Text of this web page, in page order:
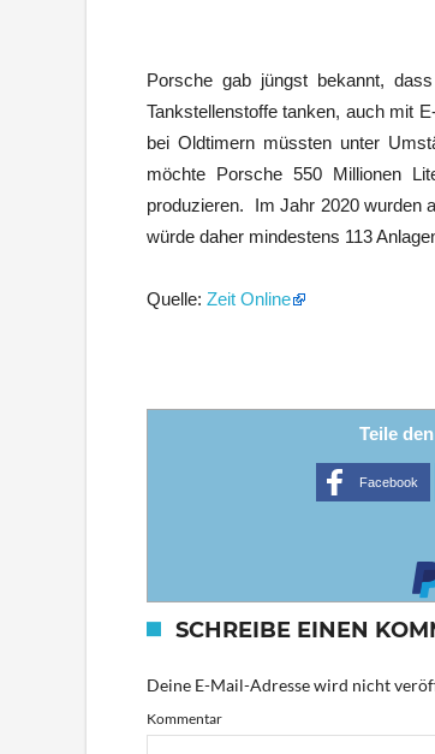
Porsche gab jüngst bekannt,
Tankstellenstoffe tanken, auch mit
bei Oldtimern müssten unter
möchte Porsche 550 Millionen
produzieren. Im Jahr 2020 wurden
würde daher mindestens 113
Quelle: Zeit Online
Teile
Facebook
SCHREIBE EINEN
Deine E-Mail-Adresse wird nicht
Kommentar